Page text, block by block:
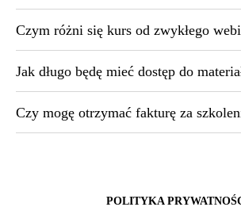
Czym różni się kurs od zwykłego
Jak długo będę mieć dostęp do
Czy mogę otrzymać fakturę za
POLITYKA